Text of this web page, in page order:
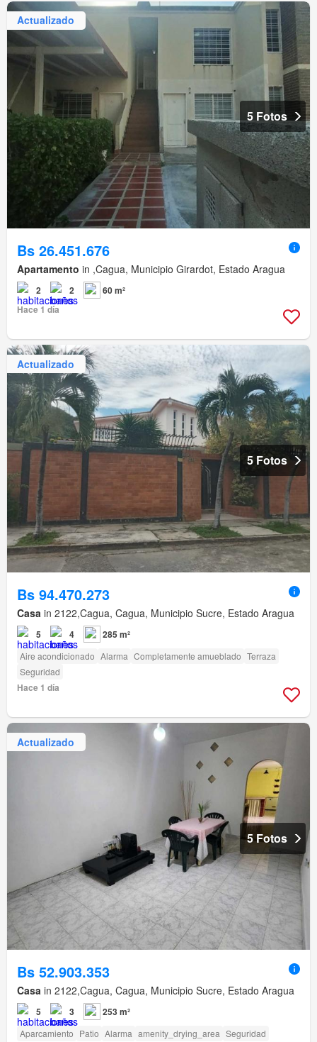
Actualizado
5 Fotos
Bs 26.451.676
Apartamento in ,Cagua, Municipio Girardot, Estado Aragua
2 2
60 m²
Hace 1 día
Actualizado
5 Fotos
Bs 94.470.273
Casa in 2122,Cagua, Cagua, Municipio Sucre, Estado Aragua
5 4 285 m²
Aire acondicionado Alarma Completamente amueblado Terraza
Seguridad
Hace 1 día
Actualizado
5 Fotos
Bs 52.903.353
Casa in 2122,Cagua, Cagua, Municipio Sucre, Estado Aragua
5 3 253 m²
Aparcamiento Patio Alarma amenity_drying_area Seguridad